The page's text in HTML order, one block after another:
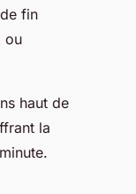
fin
ou
haut de
la